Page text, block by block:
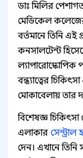
ডাঃ মিলির
মেডিকেল
বর্তমানে তিনি এই
কনসালটেন্ট
ল্যাপারোস্কোপিক
বন্ধ্যাত্বের
মোকাবেলায় তার
বিশেষজ্ঞ চিকিৎসা
এলাকার সেন্ট্রাল
দেন। এখানে তিনি